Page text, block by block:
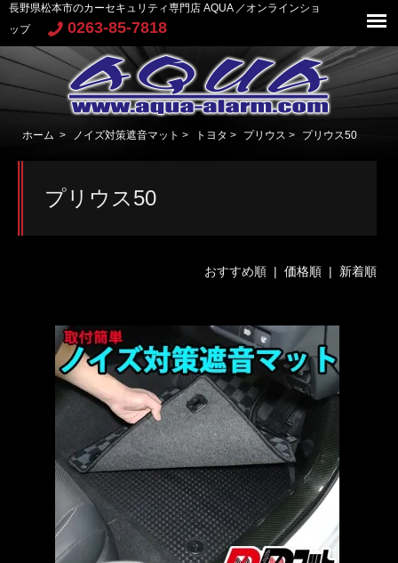
長野県松本市のカーセキュリティ専門店 AQUA ／オンラインショ
ップ
0263-85-7818
ホーム > ノイズ対策遮音マット > トヨタ > プリウス > プリウス50
プリウス50
おすすめ順 | 価格順| 新着順